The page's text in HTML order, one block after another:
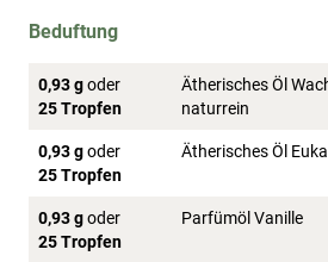
Beduftung
0,93 goder
25 Tropfen
Ätherisches Öl
naturrein
0,93 goder
25 Tropfen
Ätherisches Öl
0,93 goder
25 Tropfen
Parfümöl Vanille